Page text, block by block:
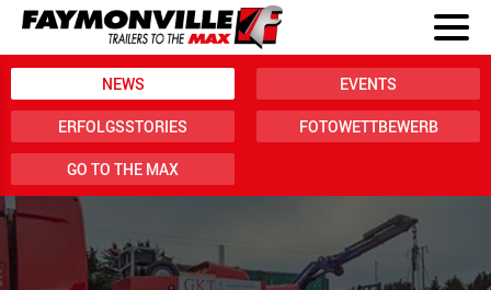
NEWS EVENTS
ERFOLGSSTORIES FOTOWETTBEWERB
GO TO THE MAX